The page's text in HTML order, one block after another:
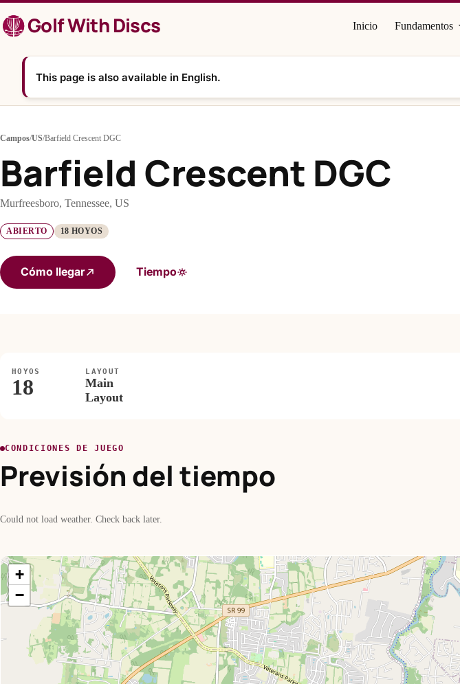
al
contenidoGolf With Discs Inicio Fundamentos
This page is also available in English.
Campos/US/Barfield Crescent DGC
Barfield Crescent DGC
Murfreesboro, Tennessee, US
ABIERTO 18 HOYOS
Cómo llegar Tiempo
HOYOS
18
LAYOUT
Main
Layout
CONDICIONES DE JUEGO
Previsión del tiempo
Could not load weather. Check back later.
+
−